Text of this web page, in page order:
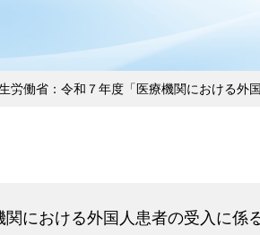
労働省：令和７年度「医療機関における外
における外国人患者の受入に係